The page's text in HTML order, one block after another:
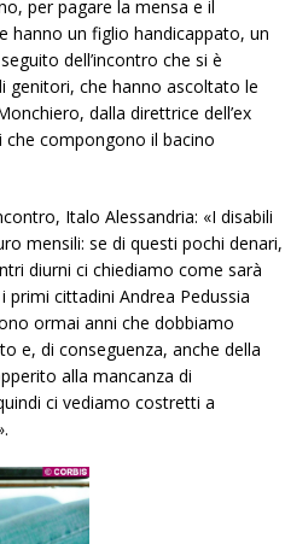
per pagare la mensa e il
hanno un figlio handicappato, un
dell’incontro che si è
genitori, che hanno ascoltato le
dalla direttrice dell’ex
che compongono il bacino
Italo Alessandria: «I disabili
mensili: se di questi pochi denari,
diurni ci chiediamo come sarà
cittadini Andrea Pedussia
ormai anni che dobbiamo
e, di conseguenza, anche della
alla mancanza di
ci vediamo costretti a